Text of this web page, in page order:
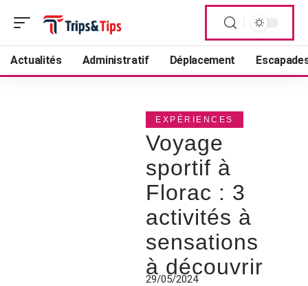
Actualités Administratif Déplacement
EXPÉRIENCES
Voyage
sportif à
Florac : 3
activités à
sensations
à découvrir
29/05/2024